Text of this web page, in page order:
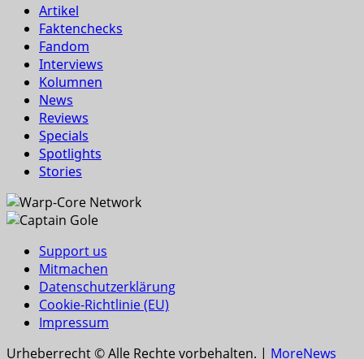
Artikel
Faktenchecks
Fandom
Interviews
Kolumnen
News
Reviews
Specials
Spotlights
Stories
Support us
Mitmachen
Datenschutzerklärung
Cookie-Richtlinie (EU)
Impressum
Urheberrecht © Alle Rechte vorbehalten. | MoreNews